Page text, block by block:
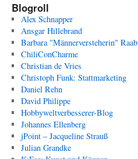
Blogroll
Alex Schnapper
Ansgar Hillebrand
Barbara "Männerversteherin" Raab
ChiliConCharme
Christian de Vries
Christoph Funk: Stattmarketing
Daniel Rehn
David Philippe
Hobbyweltverbesserer-Blog
Johannes Ellenberg
jPoint – Jacqueline Strauß
Julian Grandke